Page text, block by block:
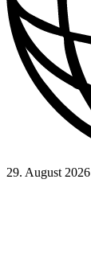
29. August 2026